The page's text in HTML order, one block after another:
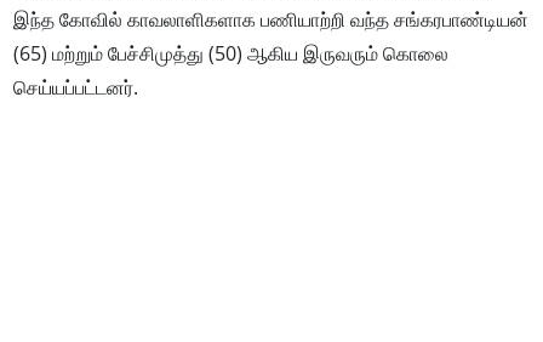
இந்த கோவில் காவலாளிகளாக பணியாற்றி வந்த சங்கரபாண்டியன்
(65) மற்றும் பேச்சிமுத்து (50) ஆகிய இருவரும் கொலை
செய்யப்பட்டனர்.